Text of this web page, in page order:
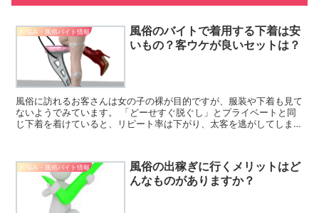
お悩み・風俗バイト情報
風俗のバイトで着用する下着は安
いもの？客ウケが良いセットは？
風俗に訪れるお客さんは女の子の裸が目的ですが、服装や下着も見て
ないようでみています。 「どーせすぐ脱ぐし」とプライベートと同
じ下着を着けていると、リピート率は下がり、太客を逃がしてしまい
お悩み・風俗バイト情報
風俗の出稼ぎに行くメリットはど
んなものがありますか？